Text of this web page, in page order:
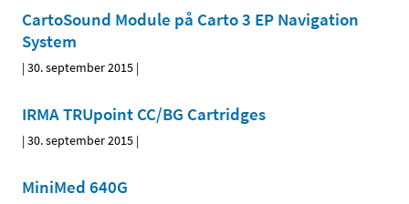
CartoSound Module på Carto 3 EP Navigation
System
|30. september 2015 |
IRMA TRUpoint CC/BG Cartridges
|30. september 2015 |
MiniMed 640G